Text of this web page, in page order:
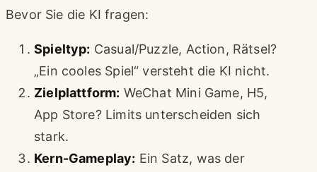
Bevor Sie die KI fragen:
Spieltyp: Casual/Puzzle, Action, Rätsel?
„Ein cooles Spiel“ versteht die KI nicht.
Zielplattform: WeChat Mini Game, H5,
App Store? Limits unterscheiden sich
stark.
Kern-Gameplay: Ein Satz, was der